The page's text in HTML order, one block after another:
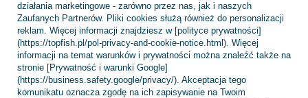
Chcę wymienić towar
Kontakt
Konto
działania marketingowe - zarówno przez nas, jak i naszych
Zaufanych Partnerów. Pliki cookies służą również do personalizacji
reklam. Więcej informacji znajdziesz w [polityce prywatności]
(https://topfish.pl/pol-privacy-and-cookie-notice.html). Więcej
informacji na temat warunków i prywatności można znaleźć także na
stronie [Prywatność i warunki Google]
(https://business.safety.google/privacy/). Akceptacja tego
komunikatu oznacza zgodę na ich zapisywanie na Twoim